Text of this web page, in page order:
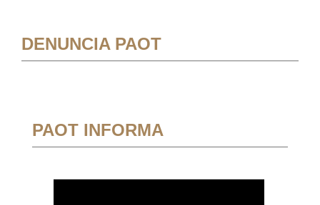
DENUNCIA PAOT
PAOT INFORMA